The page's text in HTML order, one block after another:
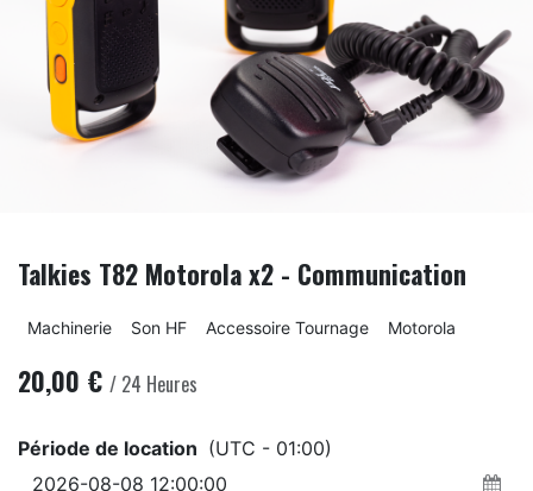
Talkies T82 Motorola x2 - Communication
Machinerie Son HF Accessoire Tournage Motorola
20,00 € / 24 Heures
Période de location (UTC - 01:00)